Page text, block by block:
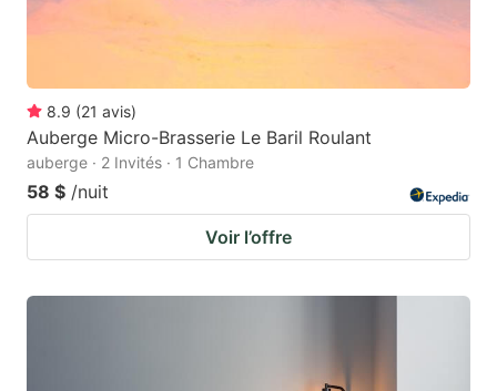
8.9 (21 avis)
Auberge Micro-Brasserie Le Baril Roulant
auberge · 2 Invités · 1 Chambre
58 $ /nuit
Voir l’offre